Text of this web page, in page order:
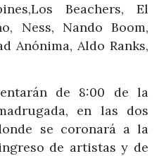
Beachers, El
Ness, Nando Boom,
Anónima, Aldo Ranks,
de 8:00 de la
en las dos
se coronará a la
de artistas y de